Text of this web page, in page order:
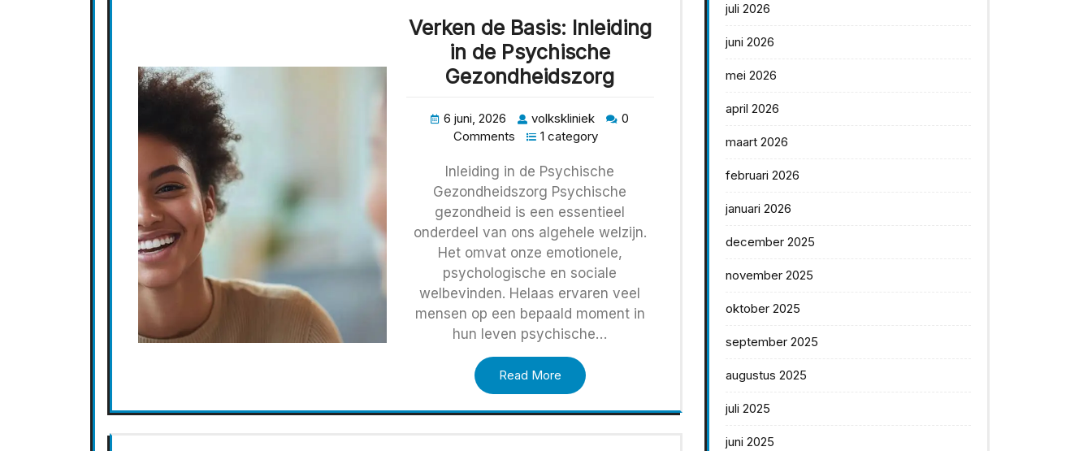
Verken de Basis: Inleiding
in de Psychische
Gezondheidszorg
6 juni, 2026 volkskliniek
0
Comments
1 category
Inleiding in de Psychische
Gezondheidszorg Psychische
gezondheid is een essentieel
onderdeel van ons algehele welzijn.
Het omvat onze emotionele,
psychologische en sociale
welbevinden. Helaas ervaren veel
mensen op een bepaald moment in
hun leven psychische…
Read More
juli 2026
juni 2026
mei 2026
april 2026
maart 2026
februari 2026
januari 2026
december 2025
november 2025
oktober 2025
september 2025
augustus 2025
juli 2025
juni 2025